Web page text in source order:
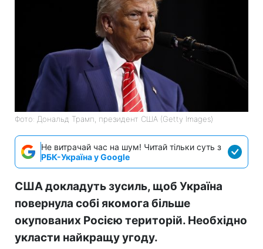
Фото: Дональд Трамп, президент США (Getty Images)
Не витрачай час на шум! Читай тільки суть з
РБК-Україна у Google
США докладуть зусиль, щоб Україна
повернула собі якомога більше
окупованих Росією територій. Необхідно
укласти найкращу угоду.